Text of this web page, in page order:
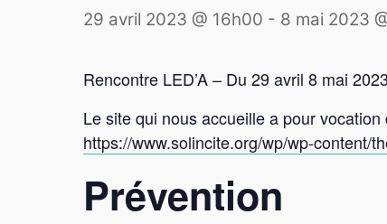
29 avril 2023 @ 16h00 - 8 mai 2023
Rencontre LED’A – Du 29 avril 8 mai
Le site qui nous accueille a pour
https://www.solincite.org/wp/wp-content/
Prévention